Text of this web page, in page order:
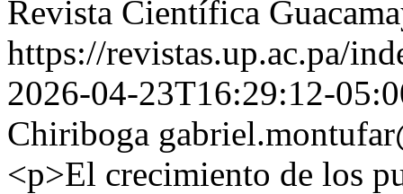
Revista Científica
https://revistas.up.ac.pa/
2026-04-23T16:29:12-
Chiriboga
<p>El crecimiento de los